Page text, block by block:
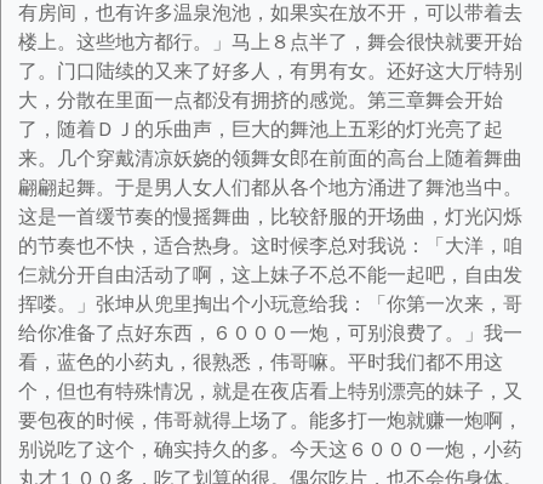
有房间，也有许多温泉泡池，如果实在放不开，可以带着去
楼上。这些地方都行。」马上８点半了，舞会很快就要开始
了。门口陆续的又来了好多人，有男有女。还好这大厅特别
大，分散在里面一点都没有拥挤的感觉。第三章舞会开始
了，随着ＤＪ的乐曲声，巨大的舞池上五彩的灯光亮了起
来。几个穿戴清凉妖娆的领舞女郎在前面的高台上随着舞曲
翩翩起舞。于是男人女人们都从各个地方涌进了舞池当中。
这是一首缓节奏的慢摇舞曲，比较舒服的开场曲，灯光闪烁
的节奏也不快，适合热身。这时候李总对我说：「大洋，咱
仨就分开自由活动了啊，这上妹子不总不能一起吧，自由发
挥喽。」张坤从兜里掏出个小玩意给我：「你第一次来，哥
给你准备了点好东西，６０００一炮，可别浪费了。」我一
看，蓝色的小药丸，很熟悉，伟哥嘛。平时我们都不用这
个，但也有特殊情况，就是在夜店看上特别漂亮的妹子，又
要包夜的时候，伟哥就得上场了。能多打一炮就赚一炮啊，
别说吃了这个，确实持久的多。今天这６０００一炮，小药
丸才１００多，吃了划算的很。偶尔吃片，也不会伤身体。